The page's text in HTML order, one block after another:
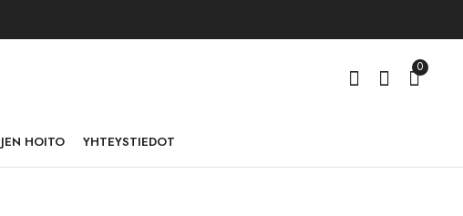
0
HOITO YHTEYSTIEDOT